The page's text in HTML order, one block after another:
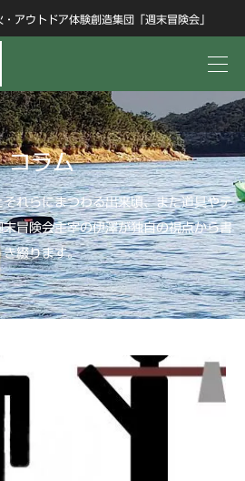
アウトドア体験創造集団「週末冒険会」
コラム
れらにまつわる出来頃、また道具やテ
冒険会主宰の伊澤が独自の視点から書
き綴ります。